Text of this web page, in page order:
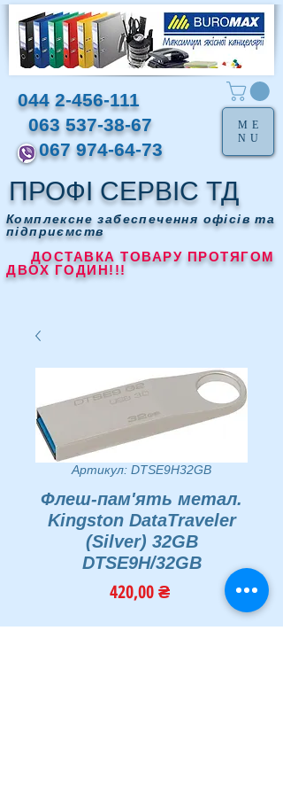
ПРОФІ СЕРВІС ТД
Комплексне забеспечення офісів та
підприємств
ДОСТАВКА ТОВАРУ ПРОТЯГОМ
ДВОХ ГОДИН!!!
044 2-456-111
063 537-38-67
067 974-64-73
ME
NU
Артикул: DTSE9H32GB
Флеш-пам'ять метал.
Kingston DataTraveler
(Silver) 32GB
DTSE9H/32GB
420,00 ₴Ціна
Кількість*